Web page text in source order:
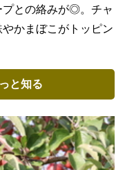
プとの絡みが◎。チャ
かまぼこがトッピン
と知る